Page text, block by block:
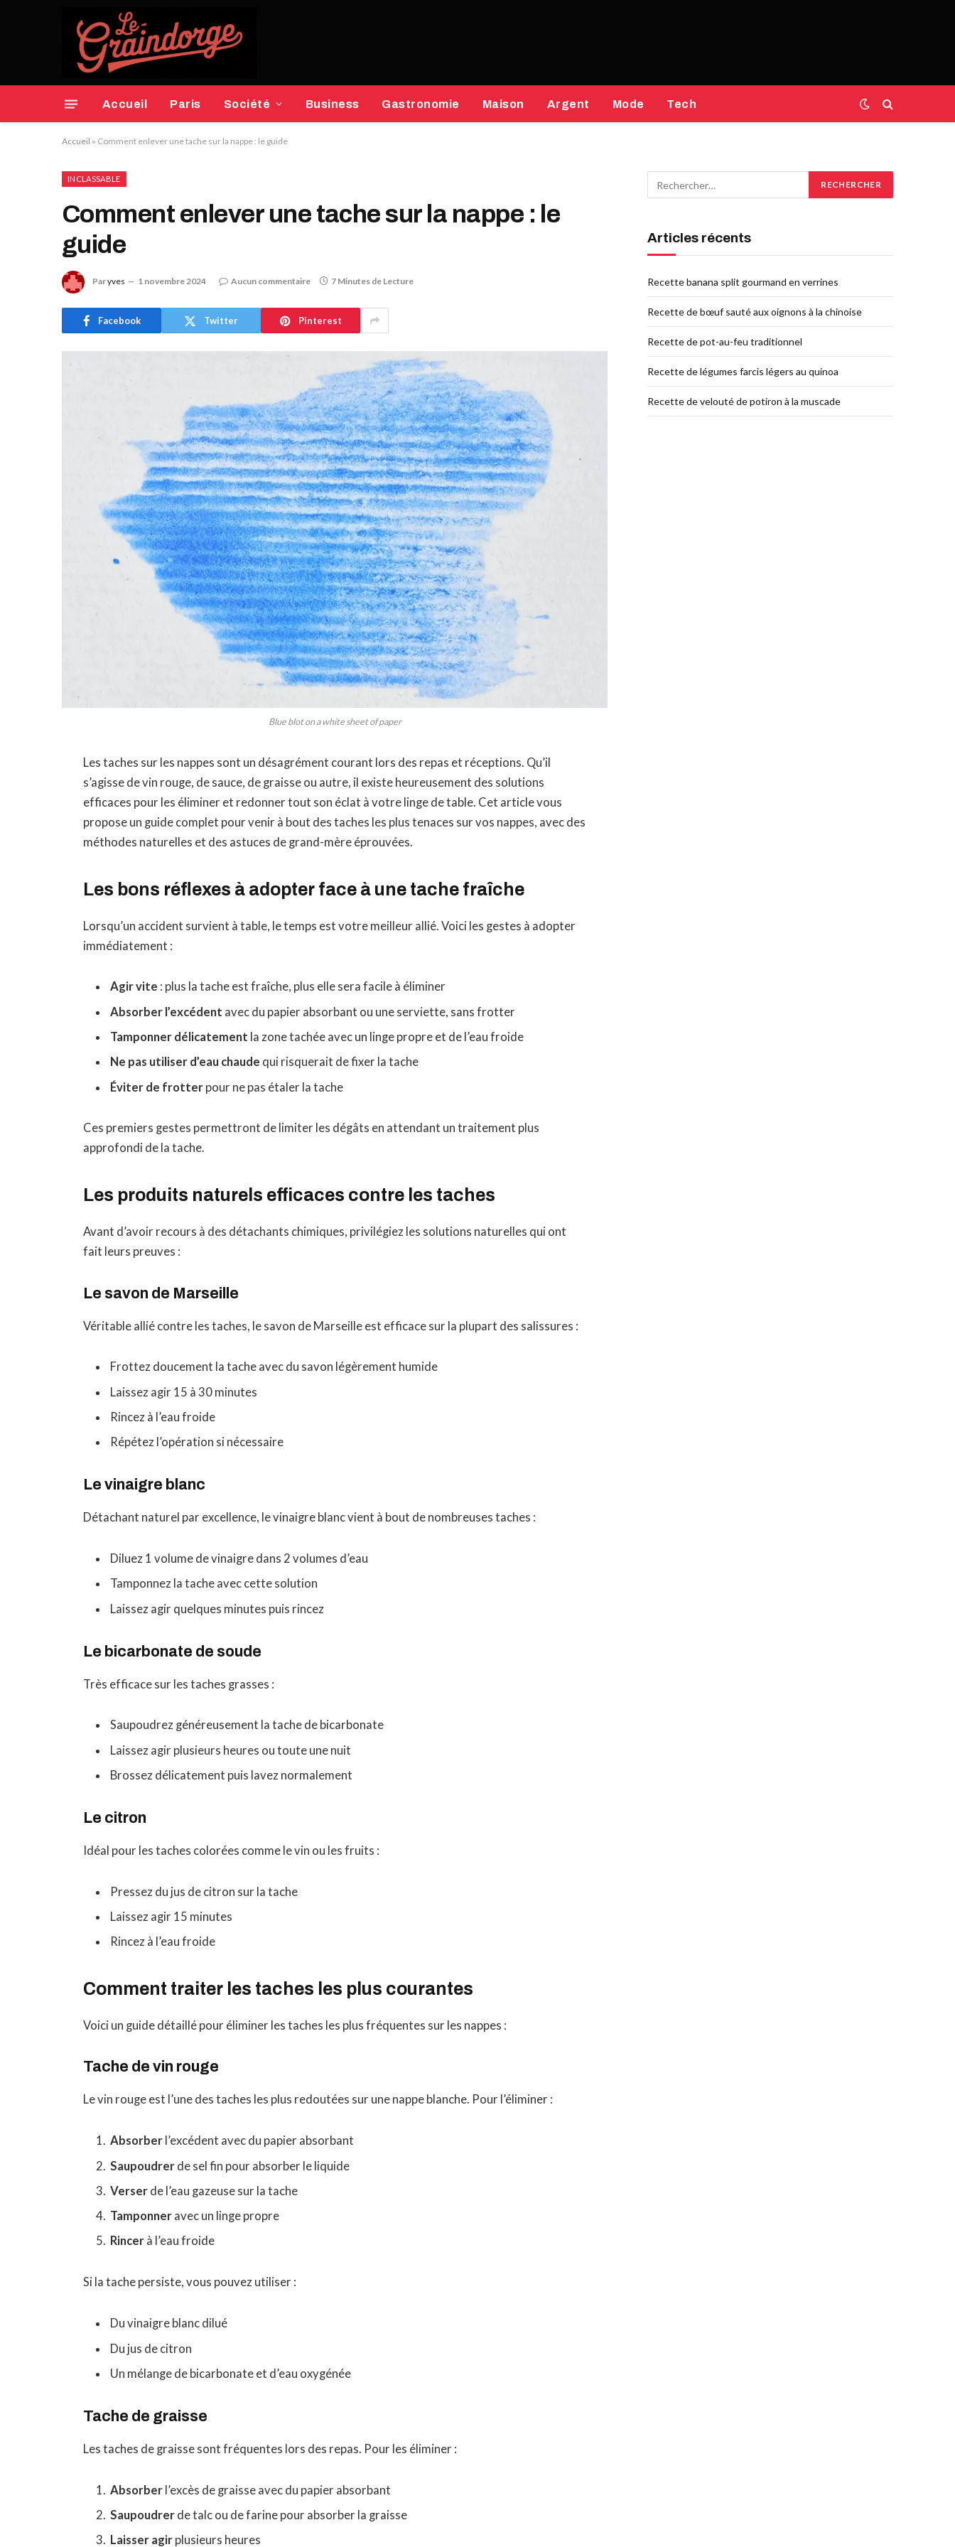
Accueil Paris Société Business Gastronomie Maison Argent Mode Tech
Accueil » Comment enlever une tache sur la nappe : le guide
INCLASSABLE
Comment enlever une tache sur la nappe : le
guide
Paryves 1 novembre 2024 Aucun commentaire 7 Minutes de Lecture
Facebook Twitter Pinterest
Blue blot on a white sheet of paper
Les taches sur les nappes sont un désagrément courant lors des repas et réceptions. Qu’il
s’agisse de vin rouge, de sauce, de graisse ou autre, il existe heureusement des solutions
efficaces pour les éliminer et redonner tout son éclat à votre linge de table. Cet article vous
propose un guide complet pour venir à bout des taches les plus tenaces sur vos nappes, avec des
méthodes naturelles et des astuces de grand-mère éprouvées.
Les bons réflexes à adopter face à une tache fraîche
Lorsqu’un accident survient à table, le temps est votre meilleur allié. Voici les gestes à adopter
immédiatement :
Agir vite : plus la tache est fraîche, plus elle sera facile à éliminer
Absorber l’excédent avec du papier absorbant ou une serviette, sans frotter
Tamponner délicatement la zone tachée avec un linge propre et de l’eau froide
Ne pas utiliser d’eau chaude qui risquerait de fixer la tache
Éviter de frotter pour ne pas étaler la tache
Ces premiers gestes permettront de limiter les dégâts en attendant un traitement plus
approfondi de la tache.
Les produits naturels efficaces contre les taches
Avant d’avoir recours à des détachants chimiques, privilégiez les solutions naturelles qui ont
fait leurs preuves :
Le savon de Marseille
Véritable allié contre les taches, le savon de Marseille est efficace sur la plupart des salissures :
Frottez doucement la tache avec du savon légèrement humide
Laissez agir 15 à 30 minutes
Rincez à l’eau froide
Répétez l’opération si nécessaire
Le vinaigre blanc
Détachant naturel par excellence, le vinaigre blanc vient à bout de nombreuses taches :
Diluez 1 volume de vinaigre dans 2 volumes d’eau
Tamponnez la tache avec cette solution
Laissez agir quelques minutes puis rincez
Le bicarbonate de soude
Très efficace sur les taches grasses :
Saupoudrez généreusement la tache de bicarbonate
Laissez agir plusieurs heures ou toute une nuit
Brossez délicatement puis lavez normalement
Le citron
Idéal pour les taches colorées comme le vin ou les fruits :
Pressez du jus de citron sur la tache
Laissez agir 15 minutes
Rincez à l’eau froide
Comment traiter les taches les plus courantes
Voici un guide détaillé pour éliminer les taches les plus fréquentes sur les nappes :
Tache de vin rouge
Le vin rouge est l’une des taches les plus redoutées sur une nappe blanche. Pour l’éliminer :
Absorber l’excédent avec du papier absorbant
Saupoudrer de sel fin pour absorber le liquide
Verser de l’eau gazeuse sur la tache
Tamponner avec un linge propre
Rincer à l’eau froide
Si la tache persiste, vous pouvez utiliser :
Du vinaigre blanc dilué
Du jus de citron
Un mélange de bicarbonate et d’eau oxygénée
Tache de graisse
Les taches de graisse sont fréquentes lors des repas. Pour les éliminer :
Absorber l’excès de graisse avec du papier absorbant
Saupoudrer de talc ou de farine pour absorber la graisse
Laisser agir plusieurs heures
Articles récents
Recette banana split gourmand en verrines
Recette de bœuf sauté aux oignons à la chinoise
Recette de pot-au-feu traditionnel
Recette de légumes farcis légers au quinoa
Recette de velouté de potiron à la muscade